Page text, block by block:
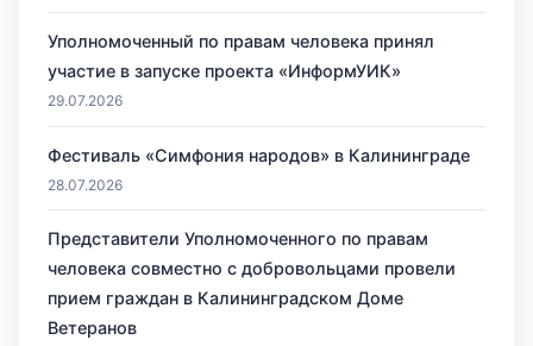
Уполномоченный по правам человека принял
участие в запуске проекта «ИнформУИК»
29.07.2026
Фестиваль «Симфония народов» в Калининграде
28.07.2026
Представители Уполномоченного по правам
человека совместно с добровольцами провели
прием граждан в Калининградском Доме
Ветеранов